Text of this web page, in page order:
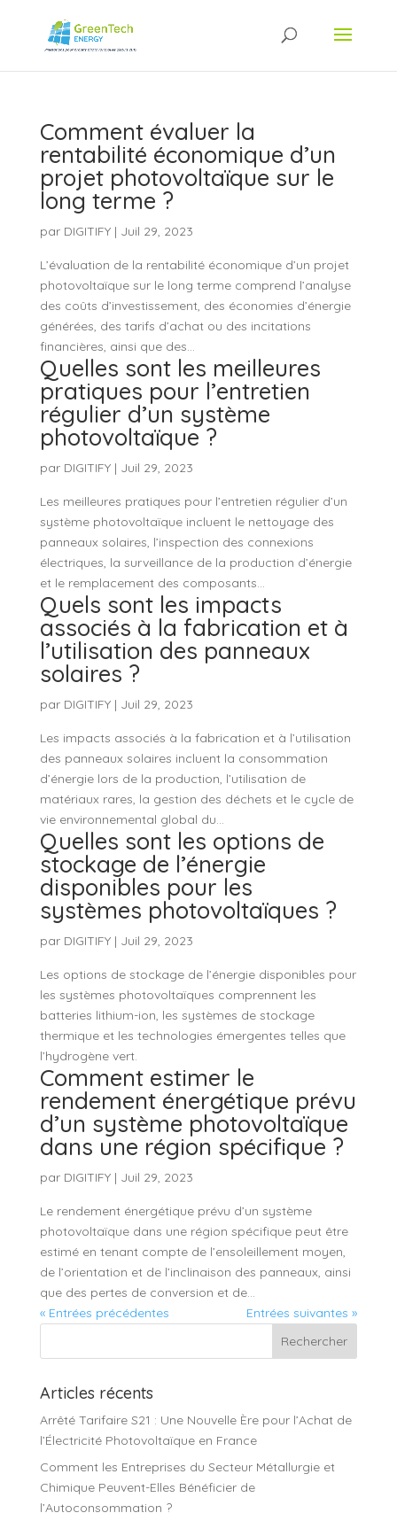
Comment évaluer la
rentabilité économique d’un
projet photovoltaïque sur le
long terme ?
par DIGITIFY| Juil 29, 2023
L’évaluation de la rentabilité économique d’un projet
photovoltaïque sur le long terme comprend l’analyse
des coûts d’investissement, des économies d’énergie
générées, des tarifs d’achat ou des incitations
financières, ainsi que des...
Quelles sont les meilleures
pratiques pour l’entretien
régulier d’un système
photovoltaïque ?
par DIGITIFY| Juil 29, 2023
Les meilleures pratiques pour l’entretien régulier d’un
système photovoltaïque incluent le nettoyage des
panneaux solaires, l’inspection des connexions
électriques, la surveillance de la production d’énergie
et le remplacement des composants...
Quels sont les impacts
associés à la fabrication et à
l’utilisation des panneaux
solaires ?
par DIGITIFY| Juil 29, 2023
Les impacts associés à la fabrication et à l’utilisation
des panneaux solaires incluent la consommation
d’énergie lors de la production, l’utilisation de
matériaux rares, la gestion des déchets et le cycle de
vie environnemental global du...
Quelles sont les options de
stockage de l’énergie
disponibles pour les
systèmes photovoltaïques ?
par DIGITIFY| Juil 29, 2023
Les options de stockage de l’énergie disponibles pour
les systèmes photovoltaïques comprennent les
batteries lithium-ion, les systèmes de stockage
thermique et les technologies émergentes telles que
l’hydrogène vert.
Comment estimer le
rendement énergétique prévu
d’un système photovoltaïque
dans une région spécifique ?
par DIGITIFY| Juil 29, 2023
Le rendement énergétique prévu d’un système
photovoltaïque dans une région spécifique peut être
estimé en tenant compte de l’ensoleillement moyen,
de l’orientation et de l’inclinaison des panneaux, ainsi
que des pertes de conversion et de...
« Entrées précédentes
Entrées suivantes »
Articles récents
Arrêté Tarifaire S21 : Une Nouvelle Ère pour l’Achat de
l’Électricité Photovoltaïque en France
Comment les Entreprises du Secteur Métallurgie et
Chimique Peuvent-Elles Bénéficier de
l’Autoconsommation ?